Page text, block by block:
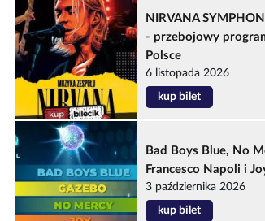
NIRVANA
- przebojowy
Polsce
6 listopada 2026
kup bilet
Bad Boys Blue, No
Francesco Napoli i
3 października 2026
kup bilet